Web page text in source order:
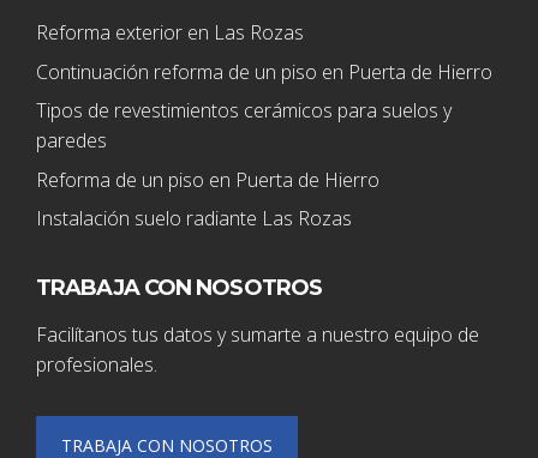
Reforma exterior en Las Rozas
Continuación reforma de un piso en Puerta de Hierro
Tipos de revestimientos cerámicos para suelos y
paredes
Reforma de un piso en Puerta de Hierro
Instalación suelo radiante Las Rozas
TRABAJA CON NOSOTROS
Facilítanos tus datos y sumarte a nuestro equipo de
profesionales.
TRABAJA CON NOSOTROS